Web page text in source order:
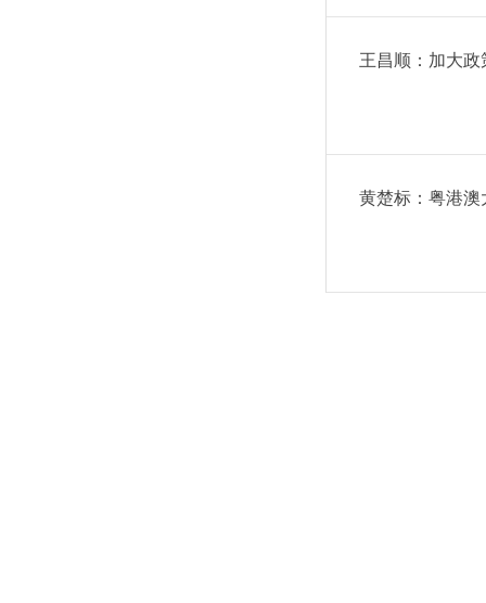
王昌顺：加大
黄楚标：粤港